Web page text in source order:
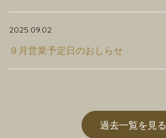
2025.09.02
９月営業予定日のおしらせ
過去一覧を見る